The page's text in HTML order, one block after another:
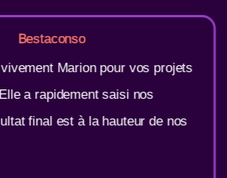
Bestaconso
Marion pour vos projets
a rapidement saisi nos
final est à la hauteur de nos